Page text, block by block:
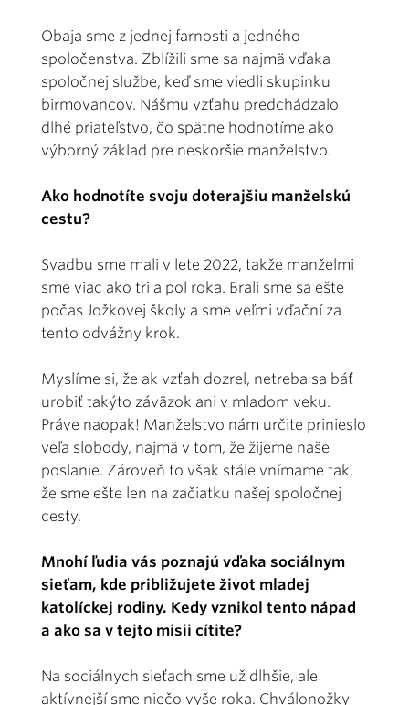
Obaja sme z jednej farnosti a jedného
spoločenstva. Zblížili sme sa najmä vďaka
spoločnej službe, keď sme viedli skupinku
birmovancov. Nášmu vzťahu predchádzalo
dlhé priateľstvo, čo spätne hodnotíme ako
výborný základ pre neskoršie manželstvo.
Ako hodnotíte svoju doterajšiu manželskú
cestu?
Svadbu sme mali v lete 2022, takže manželmi
sme viac ako tri a pol roka. Brali sme sa ešte
počas Jožkovej školy a sme veľmi vďační za
tento odvážny krok.
Myslíme si, že ak vzťah dozrel, netreba sa báť
urobiť takýto záväzok ani v mladom veku.
Práve naopak! Manželstvo nám určite prinieslo
veľa slobody, najmä v tom, že žijeme naše
poslanie. Zároveň to však stále vnímame tak,
že sme ešte len na začiatku našej spoločnej
cesty.
Mnohí ľudia vás poznajú vďaka sociálnym
sieťam, kde približujete život mladej
katolíckej rodiny. Kedy vznikol tento nápad
a ako sa v tejto misii cítite?
Na sociálnych sieťach sme už dlhšie, ale
aktívnejší sme niečo vyše roka. Chválonožky